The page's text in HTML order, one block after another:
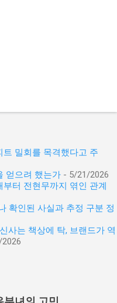
밀회를 목격했다고 주
얻으려 했는가 - 5/21/2026
터 전현무까지 엮인 관계
확인된 사실과 추정 구분 정
사는 책상에 탁, 브랜드가 역